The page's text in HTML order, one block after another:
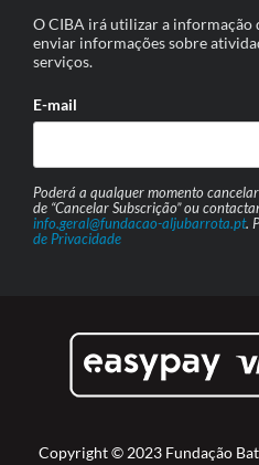
O CIBA irá utilizar a informação
enviar informações sobre
serviços.
E-mail
Poderá a qualquer momento
de “Cancelar Subscrição” ou
info.geral@fundacao-aljubarrota.pt.
de Privacidade
Copyright © 2023 Fundação